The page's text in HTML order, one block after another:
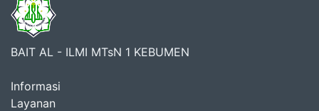
BAIT AL - ILMI MTsN 1 KEBUMEN
Informasi
Layanan